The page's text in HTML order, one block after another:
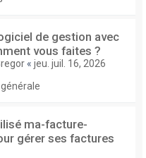
de gestion avec
vous faites ?
« jeu. juil. 16, 2026
ma-facture-
gérer ses factures